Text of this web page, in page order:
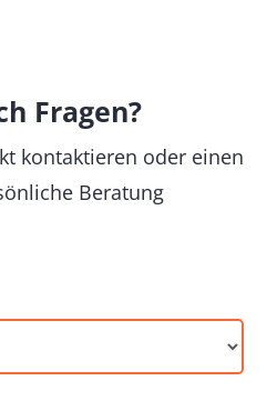
Fragen?
kontaktieren oder einen
Beratung